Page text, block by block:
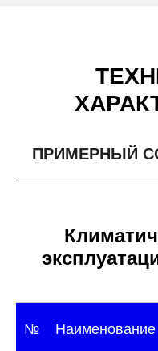
ПРИМЕРНЫЙ
№ Наименование